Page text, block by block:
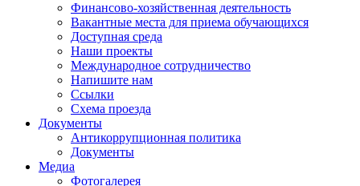
Финансово-хозяйственная деятельность
Вакантные места для приема обучающихся
Доступная среда
Наши проекты
Международное сотрудничество
Напишите нам
Ссылки
Схема проезда
Документы
Антикоррупционная политика
Документы
Медиа
Фотогалерея